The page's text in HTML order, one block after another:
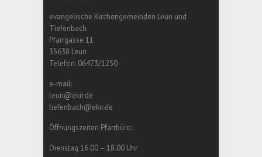
evangelische Kirchengemeinden Leun und
Tiefenbach
Pfarrgasse 11
35638 Leun
Telefon: 06473/1250
e-mail:
leun@ekir.de
tiefenbach@ekir.de
Öffnungszeiten Pfarrbüro:
Dienstag 16.00 – 18.00 Uhr